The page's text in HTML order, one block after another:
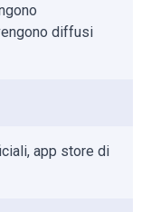
diffusi
app store di